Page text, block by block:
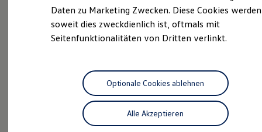
Elektrisch & Autonom
Elektro - & Hybridfahrzeuge
Klimafreundlicher Strom
Ladezeitensimulator
Ladelösungen für Privatkunden
Ladelösungen für Gewerbekunden
Wallbox und Ladekabel
Bidirektionales Laden
Förderung & Kosten der Elektrofahrzeuge
und Angebote
Daten zu Marketing Zwecken. Diese Cookies
soweit dies zweckdienlich ist, oftmals mit
Seitenfunktionalitäten von Dritten verlinkt.
Alle Akzeptieren
Optionale Cookies ablehnen